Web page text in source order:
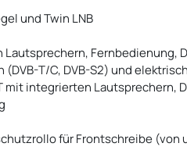
und Twin LNB
Fernbedienung,
T/C, DVB-S2) und
mit integrierten Lautsprechern,
für Frontschreibe (von